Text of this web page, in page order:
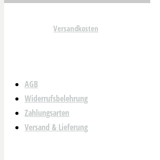
Versandkosten
AGB
Widerrufsbelehrung
Zahlungsarten
Versand & Lieferung